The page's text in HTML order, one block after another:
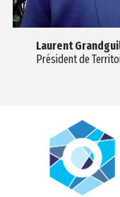
Laurent
Président de